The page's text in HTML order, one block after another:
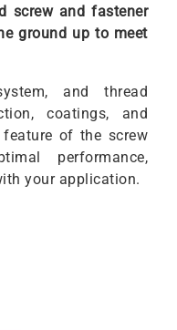
screw and fastener
ground up to meet
and thread
coatings, and
feature of the screw
performance,
your application.